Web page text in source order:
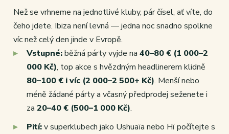
Než se vrhneme na jednotlivé kluby, pár čísel, ať víte, do
čeho jdete. Ibiza není levná — jedna noc snadno spolkne
víc než celý den jinde v Evropě.
Vstupné:běžná párty vyjde na 40–80 € (1 000–2
000 Kč), top akce s hvězdným headlinerem klidně
80–100 € i víc (2 000–2 500+ Kč). Menší nebo
méně žádané párty a včasný předprodej seženete i
za 20–40 € (500–1 000 Kč).
Pití:v superklubech jako Ushuaïa nebo Hï počítejte s